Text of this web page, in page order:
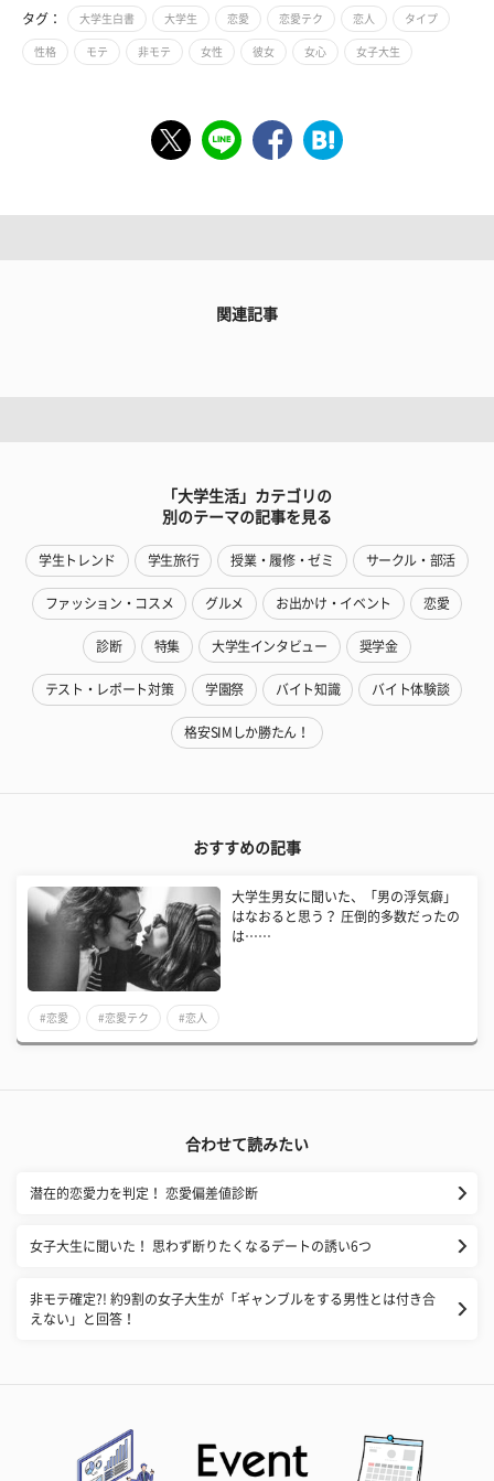
タグ： 大学生白書 大学生 恋愛 恋愛テク 恋人 タイプ
性格 モテ 非モテ 女性 彼女 女心 女子大生
関連記事
「大学生活」カテゴリの
別のテーマの記事を見る
学生トレンド 学生旅行 授業・履修・ゼミ サークル・部活
ファッション・コスメ グルメ お出かけ・イベント 恋愛
診断 特集 大学生インタビュー 奨学金
テスト・レポート対策 学園祭 バイト知識 バイト体験談
格安SIMしか勝たん！
おすすめの記事
大学生男女に聞いた、「男の浮気癖」
はなおると思う？ 圧倒的多数だったの
は……
#恋愛 #恋愛テク #恋人
合わせて読みたい
潜在的恋愛力を判定！ 恋愛偏差値診断
女子大生に聞いた！ 思わず断りたくなるデートの誘い6つ
非モテ確定?! 約9割の女子大生が「ギャンブルをする男性とは付き合
えない」と回答！